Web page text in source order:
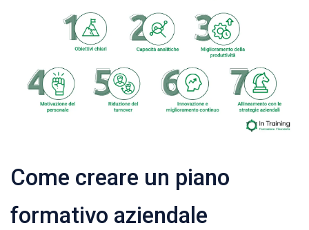
Come creare un piano
formativo aziendale